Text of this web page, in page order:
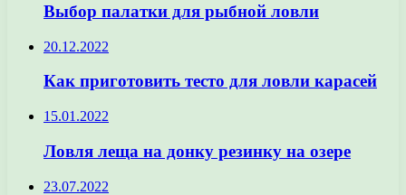
Выбор палатки для рыбной ловли
20.12.2022
Как приготовить тесто для ловли карасей
15.01.2022
Ловля леща на донку резинку на озере
23.07.2022